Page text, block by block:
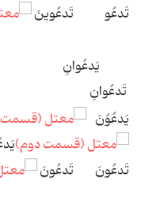
تَدعُو تَدعُوینَ
یَدعُوانِ
تَدعُوانِ
یَدعُوُنَ
تَدعُونَ تَدعُونَ